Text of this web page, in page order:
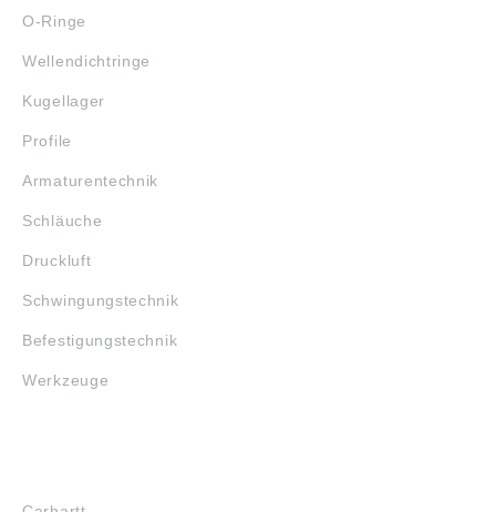
O-Ringe
Wellendichtringe
Kugellager
Profile
Armaturentechnik
Schläuche
Druckluft
Schwingungstechnik
Befestigungstechnik
Werkzeuge